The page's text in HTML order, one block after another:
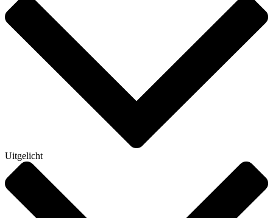
Uitgelicht